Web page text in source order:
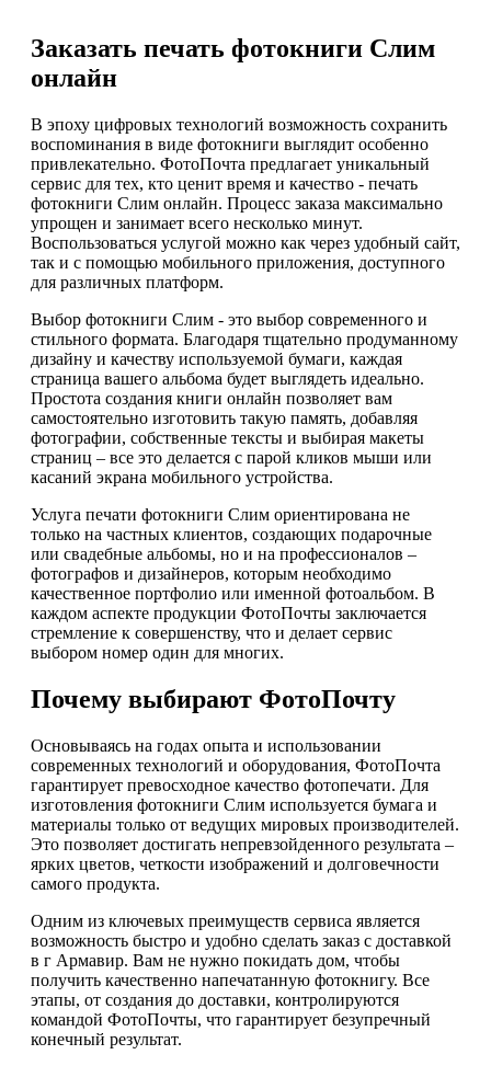
Заказать печать фотокниги Слим
онлайн
В эпоху цифровых технологий возможность сохранить
воспоминания в виде фотокниги выглядит особенно
привлекательно. ФотоПочта предлагает уникальный
сервис для тех, кто ценит время и качество - печать
фотокниги Слим онлайн. Процесс заказа максимально
упрощен и занимает всего несколько минут.
Воспользоваться услугой можно как через удобный сайт,
так и с помощью мобильного приложения, доступного
для различных платформ.
Выбор фотокниги Слим - это выбор современного и
стильного формата. Благодаря тщательно продуманному
дизайну и качеству используемой бумаги, каждая
страница вашего альбома будет выглядеть идеально.
Простота создания книги онлайн позволяет вам
самостоятельно изготовить такую память, добавляя
фотографии, собственные тексты и выбирая макеты
страниц – все это делается с парой кликов мыши или
касаний экрана мобильного устройства.
Услуга печати фотокниги Слим ориентирована не
только на частных клиентов, создающих подарочные
или свадебные альбомы, но и на профессионалов –
фотографов и дизайнеров, которым необходимо
качественное портфолио или именной фотоальбом. В
каждом аспекте продукции ФотоПочты заключается
стремление к совершенству, что и делает сервис
выбором номер один для многих.
Почему выбирают ФотоПочту
Основываясь на годах опыта и использовании
современных технологий и оборудования, ФотоПочта
гарантирует превосходное качество фотопечати. Для
изготовления фотокниги Слим используется бумага и
материалы только от ведущих мировых производителей.
Это позволяет достигать непревзойденного результата –
ярких цветов, четкости изображений и долговечности
самого продукта.
Одним из ключевых преимуществ сервиса является
возможность быстро и удобно сделать заказ с доставкой
в г Армавир. Вам не нужно покидать дом, чтобы
получить качественно напечатанную фотокнигу. Все
этапы, от создания до доставки, контролируются
командой ФотоПочты, что гарантирует безупречный
конечный результат.